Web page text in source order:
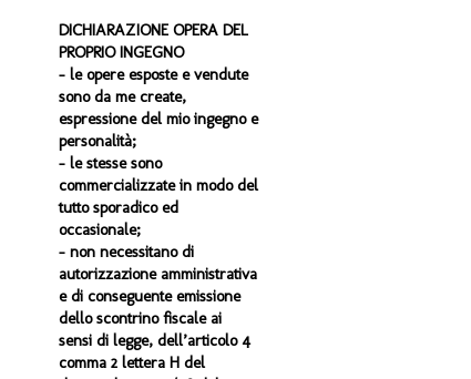
DICHIARAZIONE OPERA DEL
PROPRIO INGEGNO
- le opere esposte e vendute
sono da me create,
espressione del mio ingegno e
personalità;
- le stesse sono
commercializzate in modo del
tutto sporadico ed
occasionale;
- non necessitano di
autorizzazione amministrativa
e di conseguente emissione
dello scontrino fiscale ai
sensi di legge, dell’articolo 4
comma 2 lettera H del